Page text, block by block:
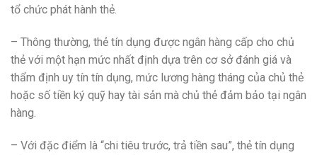
tổ chức phát hành thẻ.
– Thông thường, thẻ tín dụng được ngân hàng cấp cho chủ
thẻ với một hạn mức nhất định dựa trên cơ sở đánh giá và
thẩm định uy tín tín dụng, mức lương hàng tháng của chủ thẻ
hoặc số tiền ký quỹ hay tài sản mà chủ thẻ đảm bảo tại ngân
hàng.
– Với đặc điểm là “chi tiêu trước, trả tiền sau”, thẻ tín dụng